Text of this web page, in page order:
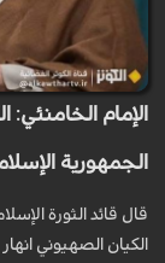
الإمام
الجمهورية
قال قائد الثورة
الكيان الصهيوني